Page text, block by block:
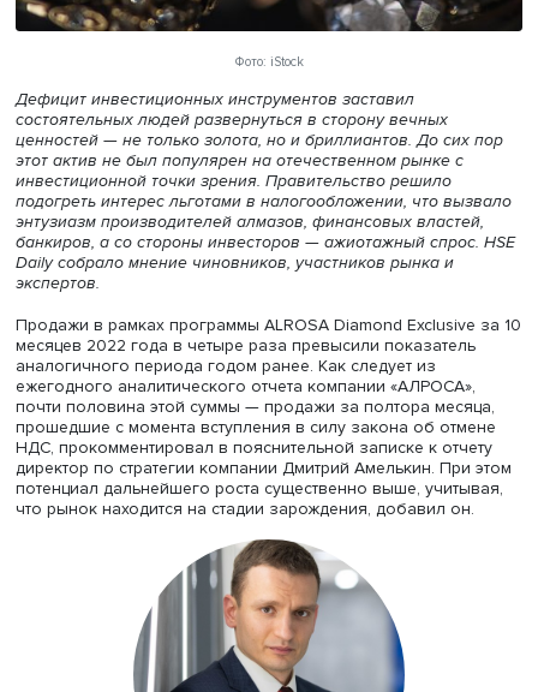
Фото: iStock
Дефицит инвестиционных инструментов заставил
состоятельных людей развернуться в сторону вечных
ценностей — не только золота, но и бриллиантов. До
этот актив не был популярен на отечественном рынке с
подогреть интерес льготами в налогообложении, что
энтузиазм производителей алмазов, финансовых
банкиров, а со стороны инвесторов — ажиотажный
Daily собрало мнение чиновников, участников рынка и
экспертов.
Продажи в рамках программы ALROSA Diamond
месяцев 2022 года в четыре раза превысили
аналогичного периода годом ранее. Как следует из
ежегодного аналитического отчета компании
почти половина этой суммы — продажи за полтора
прошедшие с момента вступления в силу закона об
НДС, прокомментировал в пояснительной записке к
директор по стратегии компании Дмитрий Амелькин.
потенциал дальнейшего роста существенно выше,
что рынок находится на стадии зарождения, добавил